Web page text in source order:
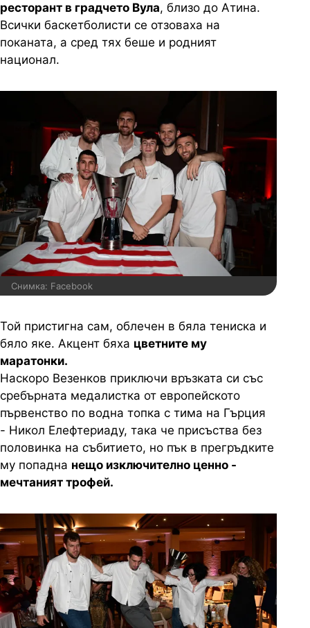
ресторант в градчето Вула, близо до Атина.
Всички баскетболисти се отзоваха на
поканата, а сред тях беше и родният
национал.
Снимка: Facebook
Той пристигна сам, облечен в бяла тениска и
бяло яке. Акцент бяха цветните му
маратонки.
Наскоро Везенков приключи връзката си със
сребърната медалистка от европейското
първенство по водна топка с тима на Гърция
- Никол Елефтeриаду, така че присъства без
половинка на събитието, но пък в прегръдките
му попадна нещо изключително ценно -
мечтаният трофей.